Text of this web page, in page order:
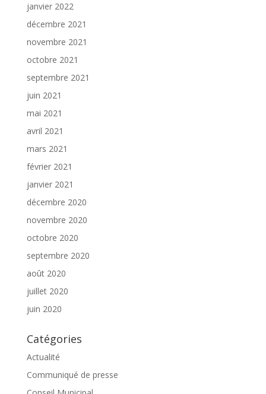
janvier 2022
décembre 2021
novembre 2021
octobre 2021
septembre 2021
juin 2021
mai 2021
avril 2021
mars 2021
février 2021
janvier 2021
décembre 2020
novembre 2020
octobre 2020
septembre 2020
août 2020
juillet 2020
juin 2020
Catégories
Actualité
Communiqué de presse